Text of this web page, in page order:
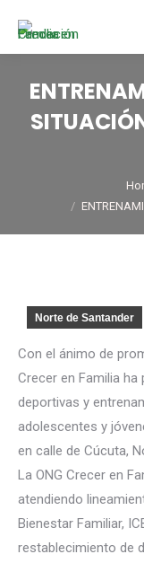
Norte de Santander
Con el ánimo de
Crecer en Familia
deportivas y
adolescentes y
en calle de Cúcuta,
La ONG Crecer en
atendiendo
Bienestar Familiar,
restablecimiento de